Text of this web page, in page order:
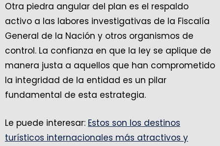
Otra piedra angular del plan es el respaldo
activo a las labores investigativas de la Fiscalía
General de la Nación y otros organismos de
control. La confianza en que la ley se aplique de
manera justa a aquellos que han comprometido
la integridad de la entidad es un pilar
fundamental de esta estrategia.
Le puede interesar: Estos son los destinos
turísticos internacionales más atractivos y